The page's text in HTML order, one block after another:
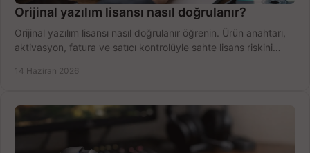
Orijinal yazılım lisansı nasıl doğrulanır?
Orijinal yazılım lisansı nasıl doğrulanır öğrenin. Ürün anahtarı,
aktivasyon, fatura ve satıcı kontrolüyle sahte lisans riskini
14 Haziran 2026